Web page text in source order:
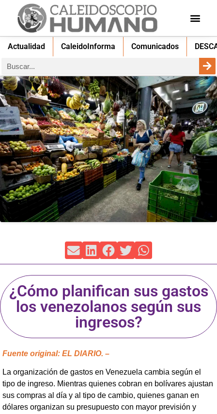
Actualidad CaleidoInforma Comunicados
¿Cómo planifican sus gastos
los venezolanos según sus
ingresos?
Fuente original: EL DIARIO. –
La organización de gastos en Venezuela cambia según el
tipo de ingreso. Mientras quienes cobran en bolívares ajustan
sus compras al día y al tipo de cambio, quienes ganan en
dólares organizan su presupuesto con mayor previsión y